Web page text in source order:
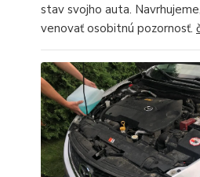
stav svojho auta.
venovať osobitnú pozornosť.